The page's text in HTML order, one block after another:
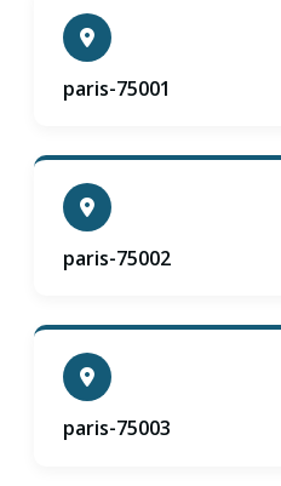
paris-75001
paris-75002
paris-75003